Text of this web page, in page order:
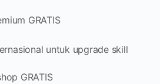
GRATIS
untuk upgrade skill
GRATIS